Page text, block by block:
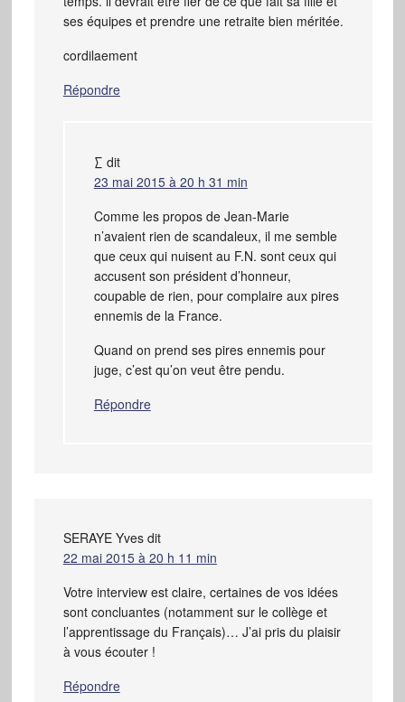
ses équipes et prendre une retraite bien méritée.
cordilaement
Répondre
∑ dit
23 mai 2015 à 20 h 31 min
Comme les propos de Jean-Marie
n’avaient rien de scandaleux, il me semble
que ceux qui nuisent au F.N. sont ceux qui
accusent son président d’honneur,
coupable de rien, pour complaire aux pires
ennemis de la France.
Quand on prend ses pires ennemis pour
juge, c’est qu’on veut être pendu.
Répondre
SERAYE Yves dit
22 mai 2015 à 20 h 11 min
Votre interview est claire, certaines de vos idées
sont concluantes (notamment sur le collège et
l’apprentissage du Français)… J’ai pris du plaisir
à vous écouter !
Répondre